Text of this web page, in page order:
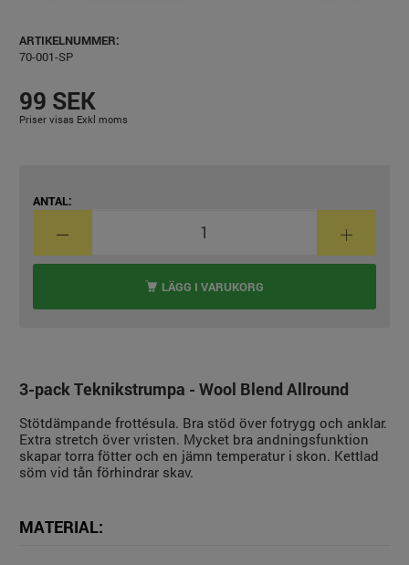
ARTIKELNUMMER:
70-001-SP
99 SEK
Priser visas Exkl moms
ANTAL:
LÄGG I VARUKORG
3-pack Teknikstrumpa - Wool Blend Allround
Stötdämpande frottésula. Bra stöd över fotrygg och anklar.
Extra stretch över vristen. Mycket bra andningsfunktion
skapar torra fötter och en jämn temperatur i skon. Kettlad
söm vid tån förhindrar skav.
MATERIAL: